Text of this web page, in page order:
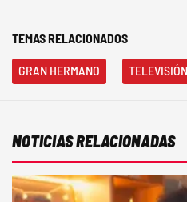
TEMAS RELACIONADOS
GRAN HERMANO TELEVISIÓN
NOTICIAS RELACIONADAS